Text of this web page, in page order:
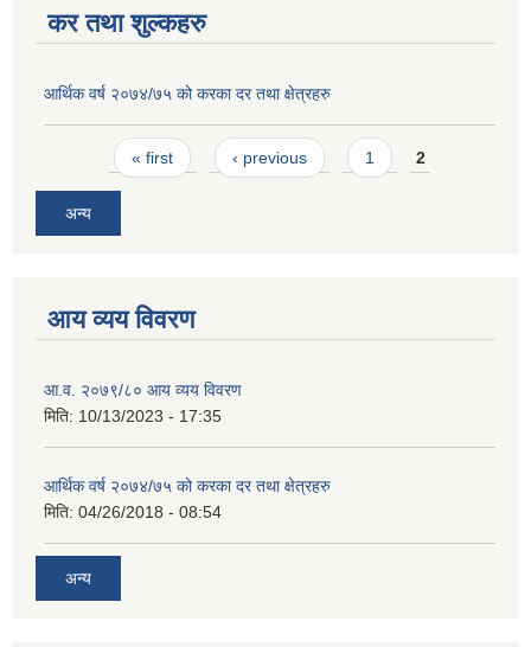
कर तथा शुल्कहरु
आर्थिक वर्ष २०७४/७५ को करका दर तथा क्षेत्रहरु
Pages« first ‹ previous 1 2
अन्य
आय व्यय विवरण
आ.व. २०७९/८० आय व्यय विवरण
मिति: 10/13/2023 - 17:35
आर्थिक वर्ष २०७४/७५ को करका दर तथा क्षेत्रहरु
मिति: 04/26/2018 - 08:54
अन्य